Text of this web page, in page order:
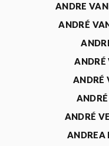
ANDRE
ANDRÉ
ANDRÉ
ANDRÉ
ANDRÉ
ANDREA